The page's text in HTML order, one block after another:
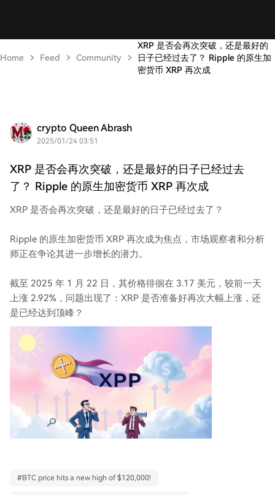
Home Feed Community
XRP 是否会再次突破，还是最好的
日子已经过去了？ Ripple 的原生加
密货币 XRP 再次成
crypto Queen Abrash
2025/01/24 03:51
XRP 是否会再次突破，还是最好的日子已经过去
了？ Ripple 的原生加密货币 XRP 再次成
XRP 是否会再次突破，还是最好的日子已经过去了？
Ripple 的原生加密货币 XRP 再次成为焦点，市场观察者和分析
师正在争论其进一步增长的潜力。
截至 2025 年 1 月 22 日，其价格徘徊在 3.17 美元，较前一天
上涨 2.92%，问题出现了：XRP 是否准备好再次大幅上涨，还
是已经达到顶峰？
#BTC price hits a new high of $120,000!